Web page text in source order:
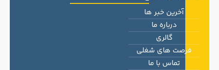
آخرین خبر ها
درباره ما
گالری
فرصت های شغلی
تماس با ما